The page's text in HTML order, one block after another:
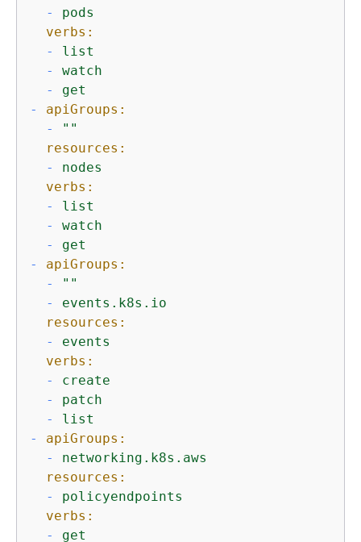
-
pods
verbs:
-
list
-
watch
-
get
-
apiGroups:
-
""
resources:
-
nodes
verbs:
-
list
-
watch
-
get
-
apiGroups:
-
""
-
events.k8s.io
resources:
-
events
verbs:
-
create
-
patch
-
list
-
apiGroups:
-
networking.k8s.aws
resources:
-
policyendpoints
verbs:
-
get